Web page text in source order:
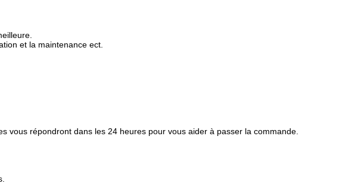
et la maintenance ect.
vous répondront dans les 24 heures pour vous aider à passer la commande.